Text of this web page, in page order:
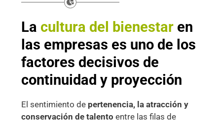
La cultura del bienestaren
las empresas es uno de los
factores decisivos de
continuidad y proyección
El sentimiento de pertenencia, la atracción y
conservación de talento entre las filas de